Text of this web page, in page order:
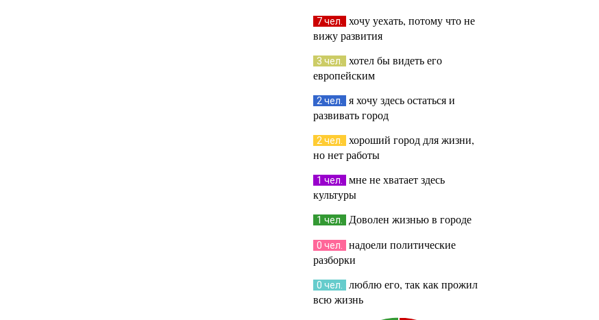
7 чел.
хочу уехать, потому что не
вижу развития
3 чел.
хотел бы видеть его
европейским
2 чел.
я хочу здесь остаться и
развивать город
2 чел.
хороший город для жизни,
но нет работы
1 чел.
мне не хватает здесь
культуры
1 чел. Доволен жизнью в городе
0 чел.
надоели политические
разборки
0 чел.
люблю его, так как прожил
всю жизнь